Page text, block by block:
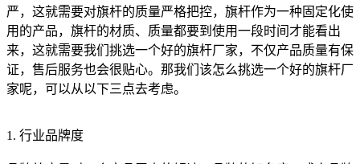
严，这就需要对旗杆的质量严格把控，旗杆作为一种固定化使
用的产品，旗杆的材质、质量都要到使用一段时间才能看出
来，这就需要我们挑选一个好的旗杆厂家，不仅产品质量有保
证，售后服务也会很贴心。那我们该怎么挑选一个好的旗杆厂
家呢，可以从以下三点去考虑。
1. 行业品牌度